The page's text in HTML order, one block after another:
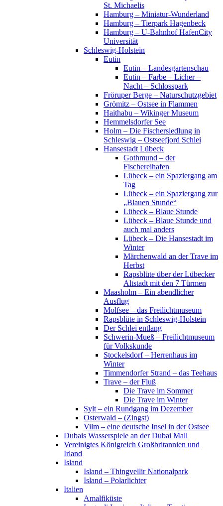
St. Michaelis
Hamburg – Miniatur-Wunderland
Hamburg – Tierpark Hagenbeck
Hamburg – U-Bahnhof HafenCity
Universität
Schleswig-Holstein
Eutin
Eutin – Landesgartenschau
Eutin – Farbe – Licher –
Nacht – Schlosspark
Fröruper Berge – Naturschutzgebiet
Grömitz – Ostsee in Flammen
Haithabu – Wikinger Museum
Hemmelsdorfer See
Holm – Die Fischersiedlung in
Schleswig – Ostseefjord Schlei
Hansestadt Lübeck
Gothmund – der
Fischereihafen
Lübeck – ein Spaziergang am
Tag
Lübeck – ein Spaziergang zur
„Blauen Stunde“
Lübeck – Blaue Stunde
Lübeck – Blaue Stunde und
auch mal anders
Lübeck – Die Hansestadt im
Winter
Märchenwald an der Trave im
Herbst
Rapsblüte über der Lübecker
Altstadt mit den 7 Türmen
Maasholm – Ein abendlicher
Ausflug
Molfsee – das Freilichtmuseum
Rapsblüte in Schleswig-Holstein
Der Schlei entlang
Schwerin-Mueß – Freilichtmuseum
für Volkskunde
Stockelsdorf – Herrenhaus im
Winter
Timmendorfer Strand – das Teehaus
Trave – der Fluß
Die Trave im Sommer
Die Trave im Winter
Sylt – ein Rundgang im Dezember
Osterwald – (Zingst)
Vilm – eine deutsche Insel in der Ostsee
Dubais Wasserspiele an der Dubai Mall
Vereinigtes Königreich Großbritannien und
Irland
Island
Island – Thingvellir Nationalpark
Island – Polarlichter
Italien
Amalfiküste